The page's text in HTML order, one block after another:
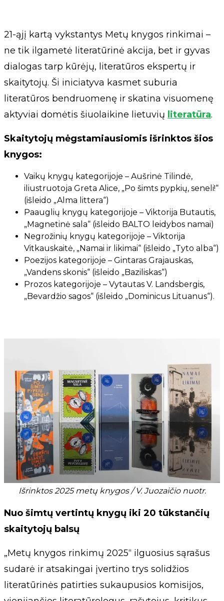
21-ąjį kartą vykstantys Metų knygos rinkimai –
ne tik ilgametė literatūrinė akcija, bet ir gyvas
dialogas tarp kūrėjų, literatūros ekspertų ir
skaitytojų. Ši iniciatyva kasmet suburia
literatūros bendruomenę ir skatina visuomenę
aktyviai domėtis šiuolaikine lietuvių literatūra.
Skaitytojų mėgstamiausiomis išrinktos šios
knygos:
Vaikų knygų kategorijoje – Aušrinė Tilindė,
iliustruotoja Greta Alice, „Po šimts pypkių, seneli!“
(išleido „Alma littera“)
Paauglių knygų kategorijoje – Viktorija Butautis,
„Magnetinė sala“ (išleido BALTO leidybos namai)
Negrožinių knygų kategorijoje – Viktorija
Vitkauskaitė, „Namai ir likimai“ (išleido „Tyto alba“)
Poezijos kategorijoje – Gintaras Grajauskas,
„Vandens skonis“ (išleido „Baziliskas“)
Prozos kategorijoje – Vytautas V. Landsbergis,
„Bevardžio sagos“ (išleido „Dominicus Lituanus“).
Išrinktos 2025 metų knygos / V. Juozaičio nuotr.
Nuo šimtų vertintų knygų iki 20 tūkstančių
skaitytojų balsų
„Metų knygos rinkimų 2025“ ilguosius sąrašus
sudarė ir atsakingai įvertino trys solidžios
literatūrinės patirties sukaupusios komisijos,